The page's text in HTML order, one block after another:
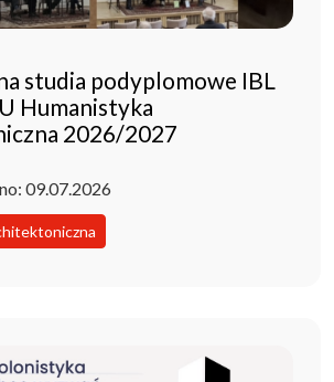
studia podyplomowe IBL
Humanistyka
2026/2027
09.07.2026